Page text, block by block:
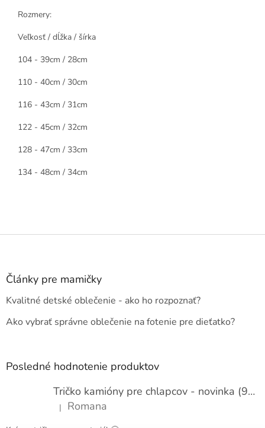
Rozmery:
Veľkosť / dĺžka / šírka
104 - 39cm / 28cm
110 - 40cm / 30cm
116 - 43cm / 31cm
122 - 45cm / 32cm
128 - 47cm / 33cm
134 - 48cm / 34cm
Z
Články pre mamičky
Kvalitné detské oblečenie - ako ho rozpoznať?
Ako vybrať správne oblečenie na fotenie pre dieťatko?
Posledné hodnotenie produktov
Tričko kamióny pre chlapcov - novinka (98-134)
Hodnotenie produktu je 5 z 5 hviezdičiek.
| Romana